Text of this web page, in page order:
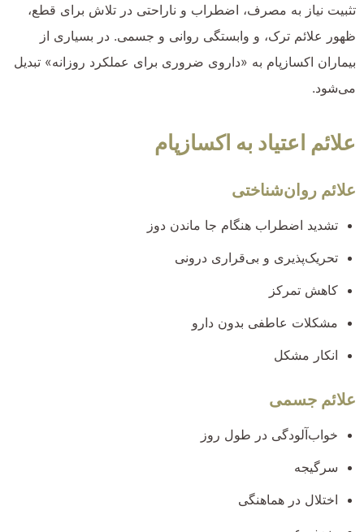
تثبیت نیاز به مصرف، اضطراب و ناراحتی در تلاش برای قطع،
ظهور علائم ترک، و وابستگی روانی و جسمی. در بسیاری از
بیماران اکسازپام به «داروی ضروری برای عملکرد روزانه» تبدیل
می‌شود.
علائم اعتیاد به اکسازپام
علائم روان‌شناختی
تشدید اضطراب هنگام جا ماندن دوز
تحریک‌پذیری و بی‌قراری درونی
کاهش تمرکز
مشکلات عاطفی بدون دارو
انکار مشکل
علائم جسمی
خواب‌آلودگی در طول روز
سرگیجه
اختلال در هماهنگی